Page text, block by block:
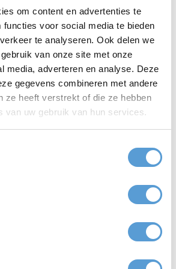
om content en advertenties te
functies voor social media te bieden
te analyseren. Ook delen we
van onze site met onze
media, adverteren en analyse. Deze
gegevens combineren met andere
ze heeft verstrekt of die ze hebben
van uw gebruik van hun services.
mobiliteit en praktische
slechtweerscenario, zeker aan zee.
helder: tijd, locatie,
ook interessant
onderwerpen sluiten logisch aan op
plannen van een teamuitje
een bedrijfsuitje binnen een bedrijf